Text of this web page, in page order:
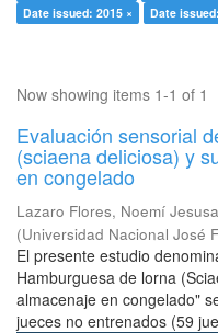
Date issued: 2015 ×
Date
Now showing items 1-1 of 1
Evaluación sensorial
(sciaena deliciosa) y
en congelado
Lazaro Flores, Noemí Jesusa
(Universidad Nacional José
El presente estudio
Hamburguesa de lorna
almacenaje en congelado"
jueces no entrenados (59